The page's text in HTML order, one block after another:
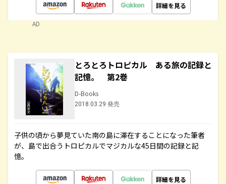
詳細を見る
AD
とろとろトロピカル ある旅の記録と
記憶。 第2巻
D-Books
2018.03.29 発売
子供の頃から夢見ていた南の島に滞在することになった筆者
が、島で出合うトロピカルでマジカルな45日間の記録と記
憶。
詳細を見る